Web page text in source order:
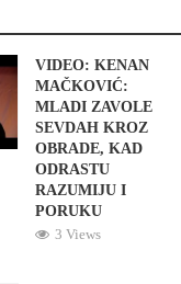
VIDEO: KENAN
MAČKOVIĆ:
MLADI ZAVOLE
SEVDAH KROZ
OBRADE, KAD
ODRASTU
RAZUMIJU I
PORUKU
3 Views